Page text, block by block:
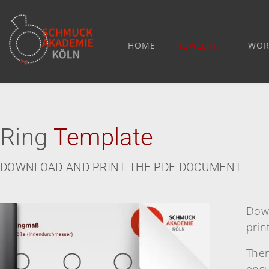
HOME JEWELRY
Ring Template
DOWNLOAD AND PRINT THE PDF DOCUMENT